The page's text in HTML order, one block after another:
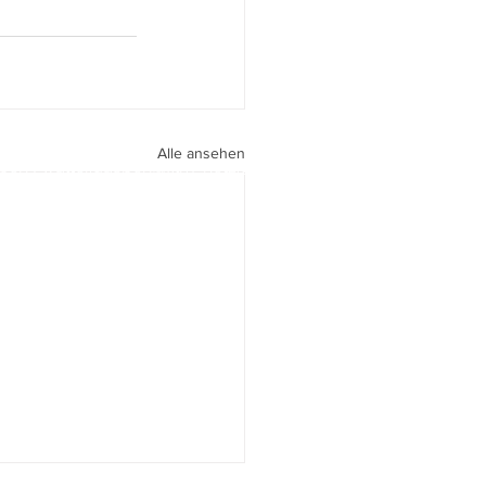
Alle ansehen
walter.gasperi@film-netz.com